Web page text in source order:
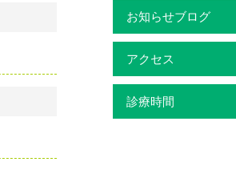
お知らせブログ
アクセス
診療時間